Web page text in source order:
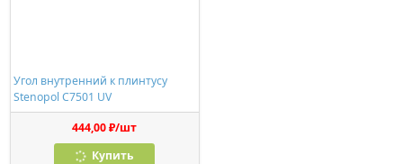
Угол внутренний к плинтусу
Stenopol C7501 UV
444,00 ₽/шт
Купить